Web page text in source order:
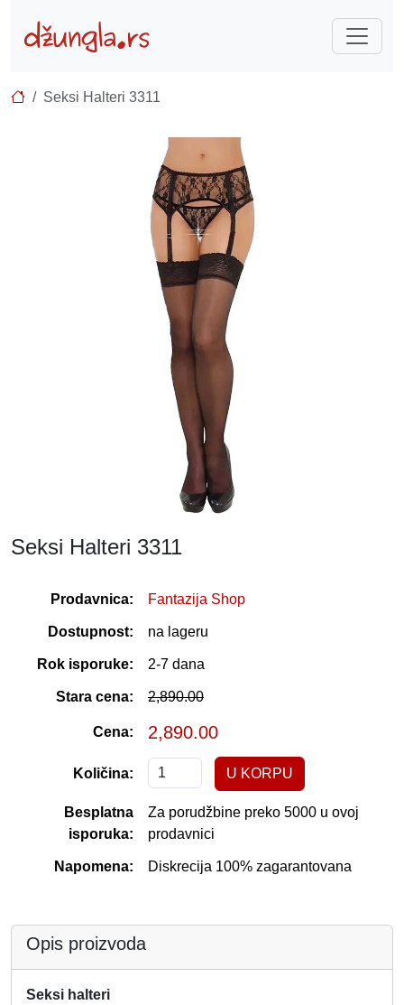
Seksi Halteri 3311
Seksi Halteri 3311
Prodavnica: Fantazija Shop
Dostupnost: na lageru
Rok isporuke: 2-7 dana
Stara cena: 2,890.00
Cena: 2,890.00
Količina:
Besplatna
isporuka:
Za porudžbine preko 5000 u ovoj
prodavnici
Napomena: Diskrecija 100% zagarantovana
Opis proizvoda
Seksi halteri